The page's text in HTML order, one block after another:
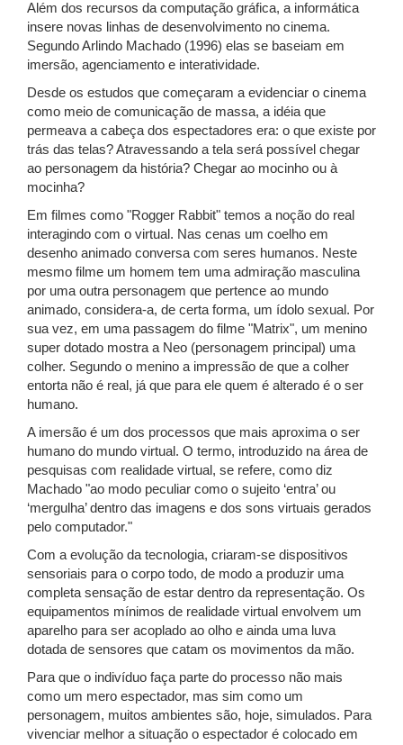
Além dos recursos da computação gráfica, a informática
insere novas linhas de desenvolvimento no cinema.
Segundo Arlindo Machado (1996) elas se baseiam em
imersão, agenciamento e interatividade.
Desde os estudos que começaram a evidenciar o cinema
como meio de comunicação de massa, a idéia que
permeava a cabeça dos espectadores era: o que existe por
trás das telas? Atravessando a tela será possível chegar
ao personagem da história? Chegar ao mocinho ou à
mocinha?
Em filmes como "Rogger Rabbit" temos a noção do real
interagindo com o virtual. Nas cenas um coelho em
desenho animado conversa com seres humanos. Neste
mesmo filme um homem tem uma admiração masculina
por uma outra personagem que pertence ao mundo
animado, considera-a, de certa forma, um ídolo sexual. Por
sua vez, em uma passagem do filme "Matrix", um menino
super dotado mostra a Neo (personagem principal) uma
colher. Segundo o menino a impressão de que a colher
entorta não é real, já que para ele quem é alterado é o ser
humano.
A imersão é um dos processos que mais aproxima o ser
humano do mundo virtual. O termo, introduzido na área de
pesquisas com realidade virtual, se refere, como diz
Machado "ao modo peculiar como o sujeito ‘entra’ ou
‘mergulha’ dentro das imagens e dos sons virtuais gerados
pelo computador."
Com a evolução da tecnologia, criaram-se dispositivos
sensoriais para o corpo todo, de modo a produzir uma
completa sensação de estar dentro da representação. Os
equipamentos mínimos de realidade virtual envolvem um
aparelho para ser acoplado ao olho e ainda uma luva
dotada de sensores que catam os movimentos da mão.
Para que o indivíduo faça parte do processo não mais
como um mero espectador, mas sim como um
personagem, muitos ambientes são, hoje, simulados. Para
vivenciar melhor a situação o espectador é colocado em